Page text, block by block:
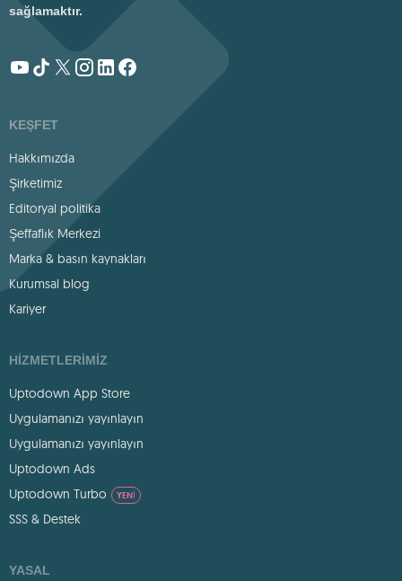
sağlamaktır.
KEŞFET
Hakkımızda
Şirketimiz
Editoryal politika
Şeffaflık Merkezi
Marka & basın kaynakları
Kurumsal blog
Kariyer
HIZMETLERIMIZ
Uptodown App Store
Uygulamanızı yayınlayın
Uygulamanızı yayınlayın
Uptodown Ads
Uptodown Turbo
YENI
SSS & Destek
YASAL